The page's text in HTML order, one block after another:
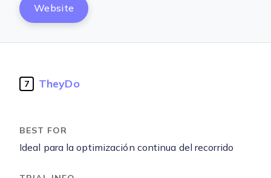
Website
7 TheyDo
Ideal para la optimización continua del recorrido